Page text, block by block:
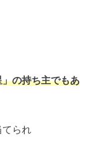
の持ち主でもあ
てられ